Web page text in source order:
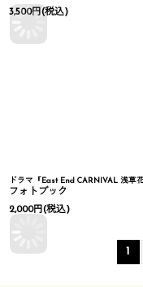
3,500円(税込)
フォトブック
2,000円(税込)
1